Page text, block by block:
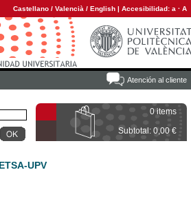
Castellano / Valencià / English | Accesibilidad: a · A
Atención al cliente
0 items
Subtotal: 0,00 €
UPV